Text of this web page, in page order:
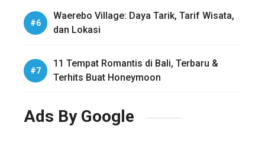
Waerebo Village: Daya Tarik, Tarif Wisata,
dan Lokasi
11 Tempat Romantis di Bali, Terbaru &
Terhits Buat Honeymoon
Ads By Google